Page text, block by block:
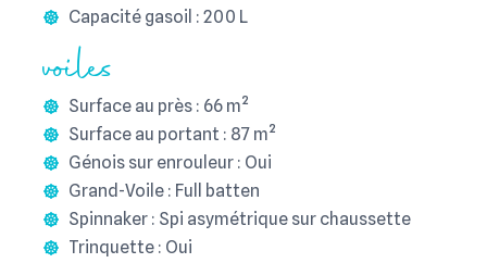
Capacité gasoil : 200 L
voiles
Surface au près : 66 m²
Surface au portant : 87 m²
Génois sur enrouleur : Oui
Grand-Voile : Full batten
Spinnaker : Spi asymétrique sur chaussette
Trinquette : Oui